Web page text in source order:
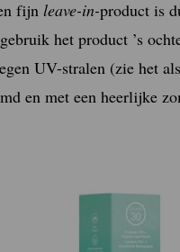
fijn leave-in-product is
het product ’s
UV-stralen (zie het
en met een heerlijke